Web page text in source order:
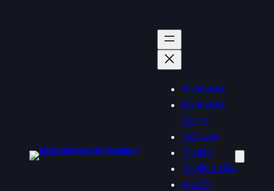
Mqlrobot
Mqlrobot
Store
หน้าแรก
ร้านค้า
บัญชีของฉัน
ตะกร้า